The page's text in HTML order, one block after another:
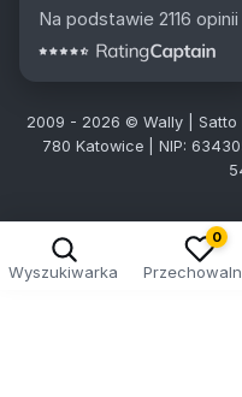
Na podstawie 2116 opinii
2009 - 2026 © Wally | Satto
780 Katowice | NIP:
Wyszukiwarka
0